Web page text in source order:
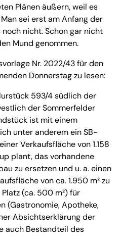
Plänen äußern, weil es
sei erst am Anfang der
noch nicht. Schon gar nicht
Mund genommen.
Nr. 2022/43 für den
Donnerstag zu lesen:
593/4 südlich der
der Sommerfelder
ist mit einem
unter anderem ein SB-
Verkaufsfläche von 1.158
plant, das vorhandene
zu ersetzen und u. a. einen
von ca. 1.950 m² zu
(ca. 500 m²) für
(Gastronomie, Apotheke,
Absichtserklärung der
auch Bestandteil des